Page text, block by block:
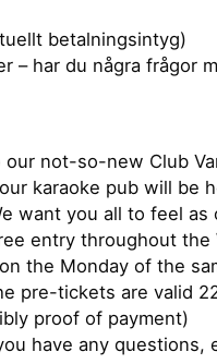
betalningsintyg)
– har du några frågor
not-so-new Club
karaoke pub will be
want you all to feel as
entry throughout the
the Monday of the
pre-tickets are valid
proof of payment)
have any questions,